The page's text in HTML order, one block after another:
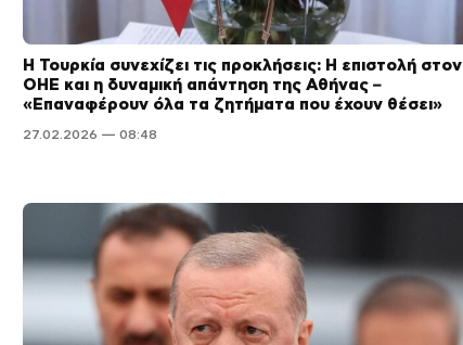
Η Τουρκία συνεχίζει τις προκλήσεις: Η επιστολή στον
ΟΗΕ και η δυναμική απάντηση της Αθήνας –
«Επαναφέρουν όλα τα ζητήματα που έχουν θέσει»
27.02.2026 — 08:48